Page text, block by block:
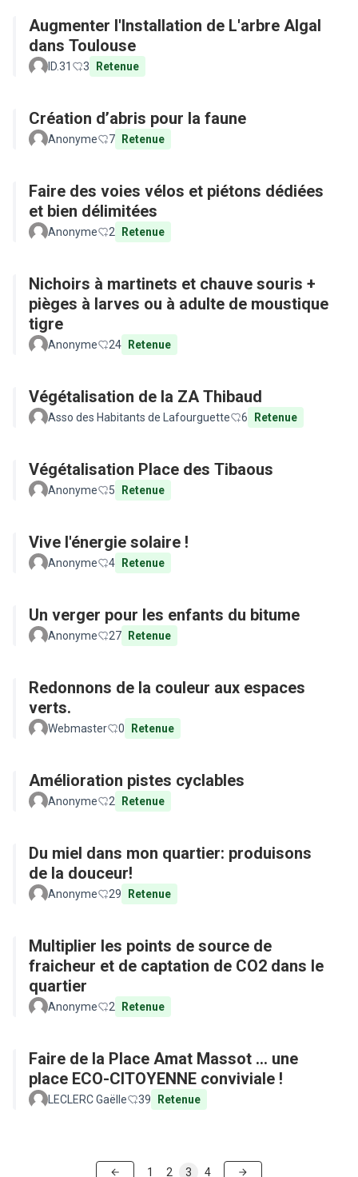
Augmenter l'Installation de L'arbre Algal
dans Toulouse
ID.31 3 Retenue
Création d’abris pour la faune
Anonyme 7 Retenue
Faire des voies vélos et piétons dédiées
et bien délimitées
Anonyme 2 Retenue
Nichoirs à martinets et chauve souris +
pièges à larves ou à adulte de moustique
tigre
Anonyme 24 Retenue
Végétalisation de la ZA Thibaud
Asso des Habitants de Lafourguette 6 Retenue
Végétalisation Place des Tibaous
Anonyme 5 Retenue
Vive l'énergie solaire !
Anonyme 4 Retenue
Un verger pour les enfants du bitume
Anonyme 27 Retenue
Redonnons de la couleur aux espaces
verts.
Webmaster 0 Retenue
Amélioration pistes cyclables
Anonyme 2 Retenue
Du miel dans mon quartier: produisons
de la douceur!
Anonyme 29 Retenue
Multiplier les points de source de
fraicheur et de captation de CO2 dans le
quartier
Anonyme 2 Retenue
Faire de la Place Amat Massot ... une
place ECO-CITOYENNE conviviale !
LECLERC Gaëlle 39 Retenue
1 2 3 4